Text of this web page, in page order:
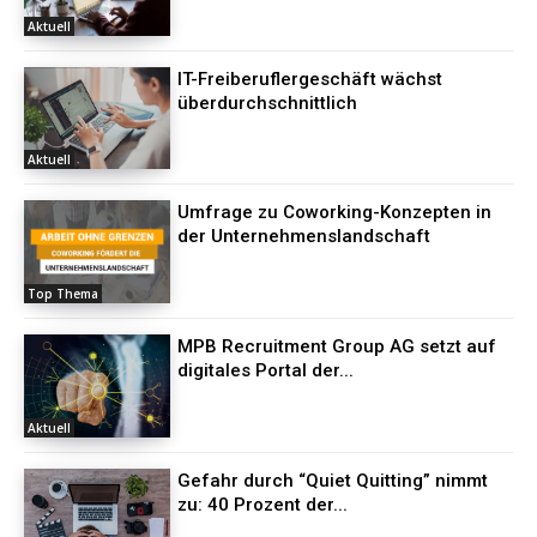
Aktuell
Aktuell
IT-Freiberuflergeschäft wächst
überdurchschnittlich
Top Thema
Umfrage zu Coworking-Konzepten in
der Unternehmenslandschaft
Aktuell
MPB Recruitment Group AG setzt auf
digitales Portal der...
Gefahr durch “Quiet Quitting” nimmt
zu: 40 Prozent der...